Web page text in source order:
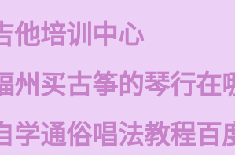
他培训中心
州买古筝的琴行在
学通俗唱法教程百